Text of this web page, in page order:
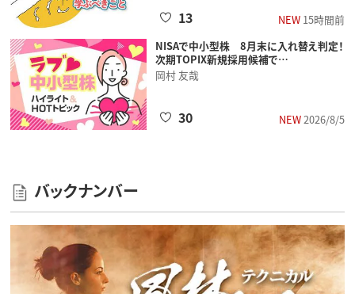
NEW15時間前
13
NISAで中小型株 8月末に入れ替え判定！
次期TOPIX新規採用候補で…
岡村 友哉
NEW2026/8/5
30
バックナンバー